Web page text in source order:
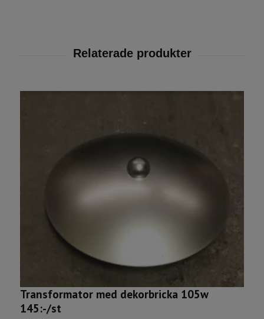
Transformator med dekorbricka 105w
145:-/st